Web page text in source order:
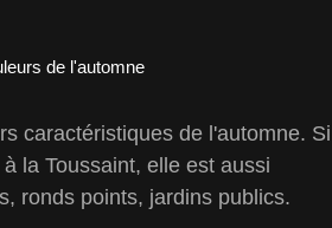
caractéristiques de l'automne. Si
la Toussaint, elle est aussi
ronds points, jardins publics.